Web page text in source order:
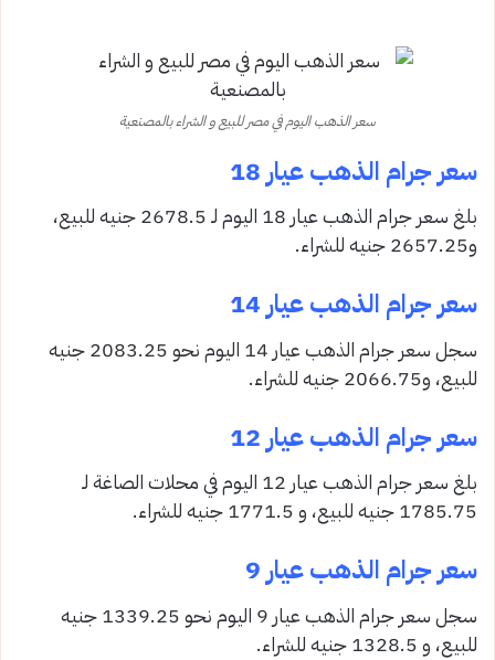
سعر الذهب اليوم في مصر للبيع و الشراء بالمصنعية
سعر جرام الذهب عيار 18
بلغ سعر جرام الذهب عيار 18 اليوم لـ 2678.5 جنيه للبيع،
و2657.25 جنيه للشراء.
سعر جرام الذهب عيار 14
سجل سعر جرام الذهب عيار 14 اليوم نحو 2083.25 جنيه
للبيع، و2066.75 جنيه للشراء.
سعر جرام الذهب عيار 12
بلغ سعر جرام الذهب عيار 12 اليوم في محلات الصاغة لـ
1785.75 جنيه للبيع، و 1771.5 جنيه للشراء.
سعر جرام الذهب عيار 9
سجل سعر جرام الذهب عيار 9 اليوم نحو 1339.25 جنيه
للبيع، و 1328.5 جنيه للشراء.